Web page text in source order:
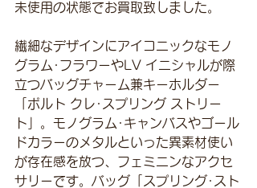
未使用の状態でお買取致しました。
繊細なデザインにアイコニックなモノ
グラム･フラワーやLV イニシャルが際
立つバッグチャーム兼キーホルダー
「ポルト クレ･スプリング ストリー
ト」。モノグラム･キャンバスやゴール
ドカラーのメタルといった異素材使い
が存在感を放つ、フェミニンなアクセ
サリーです。バッグ「スプリング･スト